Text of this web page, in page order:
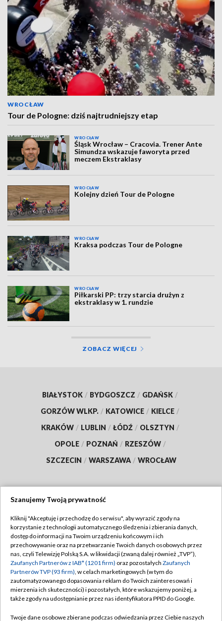
WROCŁAW
Tour de Pologne: dziś najtrudniejszy etap
WROCŁAW
Śląsk Wrocław – Cracovia. Trener Ante
Simundza wskazuje faworyta przed
meczem Ekstraklasy
WROCŁAW
Kolejny dzień Tour de Pologne
WROCŁAW
Kraksa podczas Tour de Pologne
WROCŁAW
Piłkarski PP: trzy starcia drużyn z
ekstraklasy w 1. rundzie
ZOBACZ WIĘCEJ
BIAŁYSTOK / BYDGOSZCZ / GDAŃSK /
GORZÓW WLKP. / KATOWICE / KIELCE /
KRAKÓW / LUBLIN / ŁÓDŹ / OLSZTYN /
OPOLE / POZNAŃ / RZESZÓW /
SZCZECIN / WARSZAWA / WROCŁAW
TVP
Abonament TVP
Emisja w TVP
Centrum informacji TVP
Naziemna Telewizja Cyfrowa
Regulamin TVP
Polityka prywatności
Moje zgody
Pomoc
Szanujemy Twoją prywatność
Kliknij "Akceptuję i przechodzę do serwisu", aby wyrazić zgody na
korzystanie z technologii automatycznego śledzenia i zbierania danych,
dostęp do informacji na Twoim urządzeniu końcowym i ich
przechowywanie oraz na przetwarzanie Twoich danych osobowych przez
nas, czyli Telewizję Polską S.A. w likwidacji (zwaną dalej również „TVP”),
Zaufanych Partnerów z IAB* (1201 firm) oraz pozostałych Zaufanych
Partnerów TVP (93 firm), w celach marketingowych (w tym do
zautomatyzowanego dopasowania reklam do Twoich zainteresowań i
mierzenia ich skuteczności) i pozostałych, które wskazujemy poniżej, a
także zgody na udostępnianie przez nas identyfikatora PPID do Google.
Twoje dane osobowe zbierane podczas odwiedzania przez Ciebie naszych